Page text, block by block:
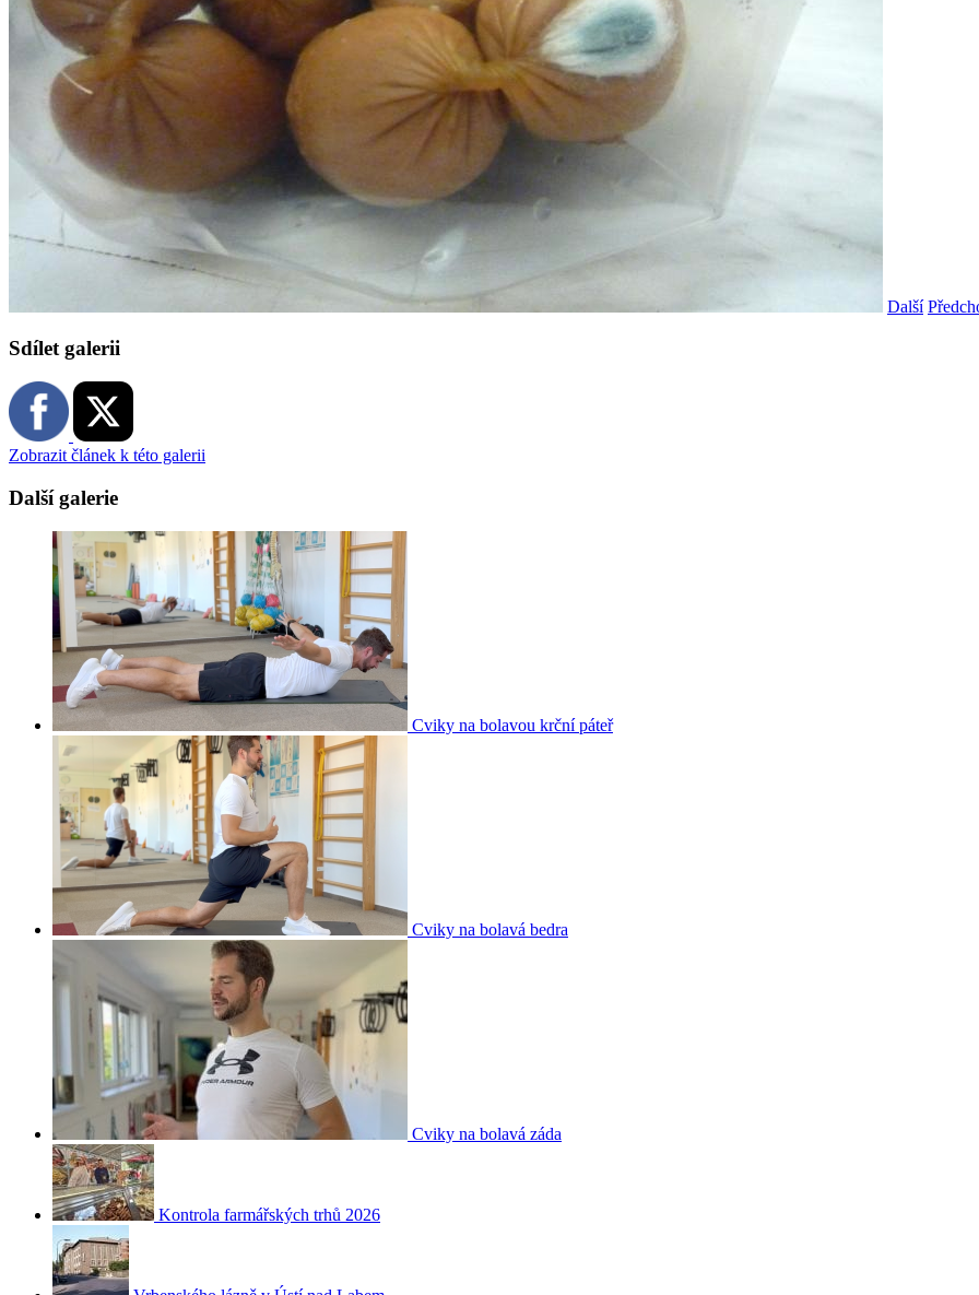
Další
Sdílet galerii
Zobrazit článek k této galerii
Další galerie
Cviky na bolavou krční páteř
Cviky na bolavá bedra
Cviky na bolavá záda
Kontrola farmářských trhů 2026